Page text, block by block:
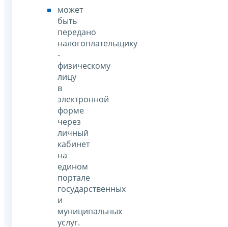
может
быть
передано
налогоплательщику
-
физическому
лицу
в
электронной
форме
через
личный
кабинет
на
едином
портале
государственных
и
муниципальных
услуг.